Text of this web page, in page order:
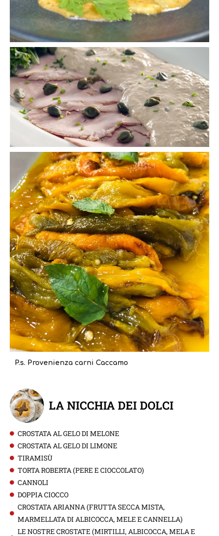
P.s. Provenienza carni Caccamo
LA NICCHIA DEI DOLCI
CROSTATA AL GELO DI MELONE
CROSTATA AL GELO DI LIMONE
TIRAMISÙ
TORTA ROBERTA (PERE E CIOCCOLATO)
CANNOLI
DOPPIA CIOCCO
CROSTATA ARIANNA (FRUTTA SECCA MISTA,
MARMELLATA DI ALBICOCCA, MELE E CANNELLA)
LE NOSTRE CROSTATE (MIRTILLI, ALBICOCCA, MELA E